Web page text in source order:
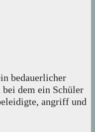
bedauerlicher
dem ein Schüler
angriff und